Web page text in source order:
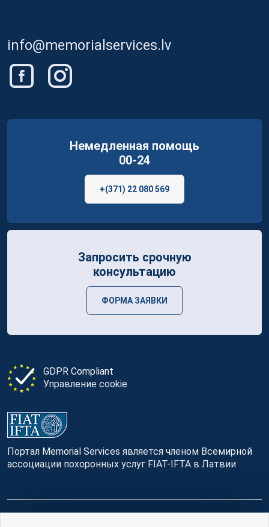
info@memorialservices.lv
GDPR Compliant
Управление cookie
Портал Memorial Services является членом Всемирной
ассоциации похоронных услуг FIAT-IFTA в Латвии
Немедленная помощь
00-24
+(371) 22 080 569
Запросить срочную
консультацию
ФОРМА ЗАЯВКИ